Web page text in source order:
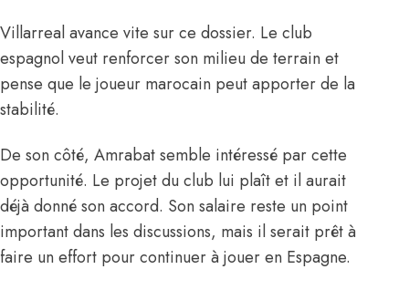
Villarreal avance vite sur ce dossier. Le club
espagnol veut renforcer son milieu de terrain et
pense que le joueur marocain peut apporter de la
stabilité.
De son côté, Amrabat semble intéressé par cette
opportunité. Le projet du club lui plaît et il aurait
déjà donné son accord. Son salaire reste un point
important dans les discussions, mais il serait prêt à
faire un effort pour continuer à jouer en Espagne.